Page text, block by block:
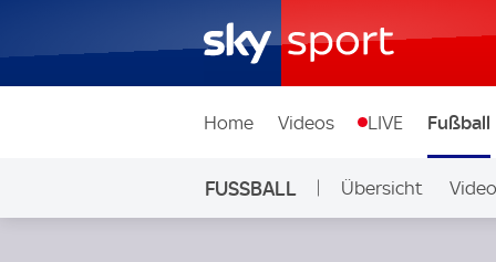
Home Videos LIVE Fußball
FUSSBALL Übersicht